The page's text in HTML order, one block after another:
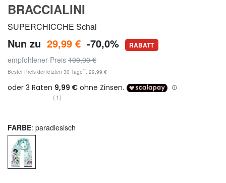
BRACCIALINI
SUPERCHICCHE Schal
Nun zu 29,99 € -70,0% RABATT
empfohlener Preis 100,00 €
Bester Preis der letzten 30 Tage**: 29,99 €
(1)
FARBE: paradiesisch